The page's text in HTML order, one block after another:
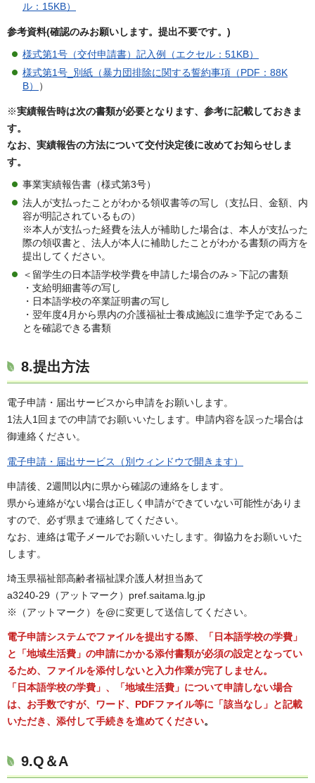
ル：15KB）
参考資料(確認のみお願いします。提出不要です。)
様式第1号（交付申請書）記入例（エクセル：51KB）
様式第1号_別紙（暴力団排除に関する誓約事項（PDF：88K
B）
）
※実績報告時は次の書類が必要となります、参考に記載しておきま
す。
なお、実績報告の方法について交付決定後に改めてお知らせしま
す。
事業実績報告書（様式第3号）
法人が支払ったことがわかる領収書等の写し（支払日、金額、内
容が明記されているもの）
※本人が支払った経費を法人が補助した場合は、本人が支払った
際の領収書と、法人が本人に補助したことがわかる書類の両方を
提出してください。
＜留学生の日本語学校学費を申請した場合のみ＞下記の書類
・支給明細書等の写し
・日本語学校の卒業証明書の写し
・翌年度4月から県内の介護福祉士養成施設に進学予定であるこ
とを確認できる書類
8.提出方法
電子申請・届出サービスから申請をお願いします。
1法人1回までの申請でお願いいたします。申請内容を誤った場合は
御連絡ください。
電子申請・届出サービス（別ウィンドウで開きます）
申請後、2週間以内に県から確認の連絡をします。
県から連絡がない場合は正しく申請ができていない可能性がありま
すので、必ず県まで連絡してください。
なお、連絡は電子メールでお願いいたします。御協力をお願いいた
します。
埼玉県福祉部高齢者福祉課介護人材担当あて
a3240-29（アットマーク）pref.saitama.lg.jp
※（アットマーク）を@に変更して送信してください。
電子申請システムでファイルを提出する際、「日本語学校の学費」
と「地域生活費」の申請にかかる添付書類が必須の設定となってい
るため、ファイルを添付しないと入力作業が完了しません。
「日本語学校の学費」、「地域生活費」について申請しない場合
は、お手数ですが、ワード、PDFファイル等に「該当なし」と記載
いただき、添付して手続きを進めてください。
9.Q＆A​​​​